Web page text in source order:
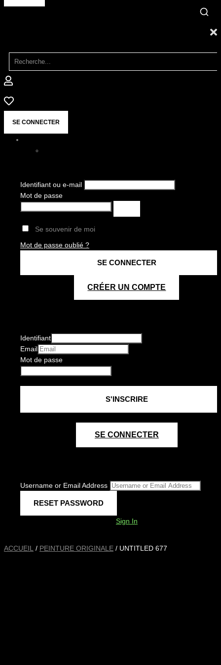
SE CONNECTER
Identifiant ou e-mail
Mot de passe
Se souvenir de moi
Mot de passe oublié ?
CRÉER UN COMPTE
Identifiant
Email
Mot de passe
SE CONNECTER
Username or Email Address
Sign In
ACCUEIL / PEINTURE ORIGINALE / UNTITLED 677